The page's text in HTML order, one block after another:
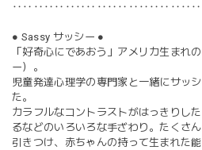
‥‥‥‥‥‥‥‥‥‥‥‥‥‥‥‥‥‥
● Sassy サッシー ●
「好奇心にであおう」アメリカ生まれ
ー）。
児童発達心理学の専門家と一緒にサッ
た。
カラフルなコントラストがはっきりし
るなどのいろいろな手ざわり。たくさ
引きつけ、赤ちゃんの持って生まれた